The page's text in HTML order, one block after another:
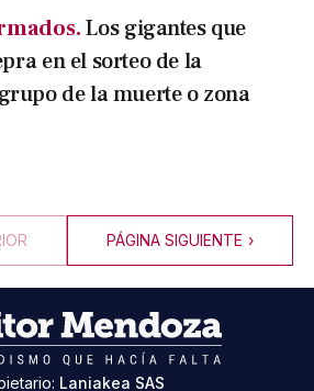
Los gigantes que
en el sorteo de la
de la muerte o zona
PÁGINA SIGUIENTE ›
Laniakea SAS